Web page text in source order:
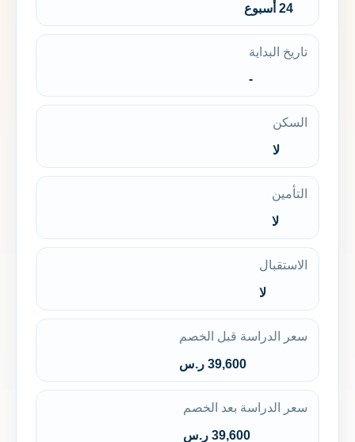
24 أسبوع
تاريخ البداية
-
السكن
لا
التأمين
لا
الاستقبال
لا
سعر الدراسة قبل الخصم
39,600 ر.س
سعر الدراسة بعد الخصم
39,600 ر.س